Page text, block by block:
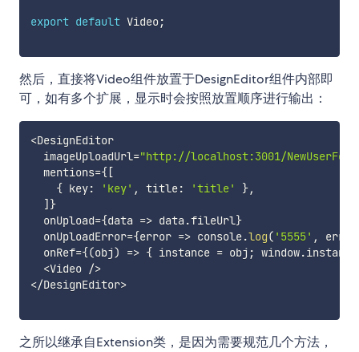
export default Video;
然后，直接将Video组件放置于DesignEditor组件内部即
可，如有多个扩展，显示时会按照放置顺序进行输出：
<DesignEditor
  imageUploadUrl
="http://localhost:3001/
  mentions
={[
{ key: 'key' , title: 'title' },
] }
  onUpload
={data => data .fileUrl}
  onUploadError
={error => console.log( '5555' , error
  onRef
={(obj) => { instance = obj ; window.
<Video />
</DesignEditor>
之所以继承自Extension类，是因为需要规范几个方法，